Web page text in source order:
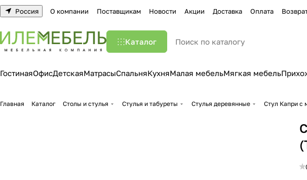
Россия О компании Поставщикам Новости Акции Доставка Оплата
Каталог
ГостинаяОфисДетскаяМатрасыСпальняКухняМалая мебельМягкая мебель
Главная Каталог Столы и стулья Стулья и табуреты Стулья деревянные Стул Капри с